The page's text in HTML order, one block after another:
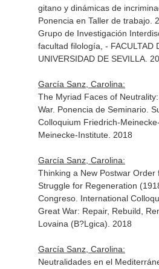
gitano y dinámicas de
Ponencia en Taller de trabajo.
Grupo de Investigación
facultad filología, - FACULTAD
UNIVERSIDAD DE SEVILLA.
García Sanz, Carolina:
The Myriad Faces of
War. Ponencia de Seminario.
Colloquium Friedrich-
Meinecke-Institute. 2018
García Sanz, Carolina:
Thinking a New Postwar Order
Struggle for Regeneration
Congreso. International
Great War: Repair, Rebuild,
Lovaina (B?Lgica). 2018
García Sanz, Carolina:
Neutralidades en el